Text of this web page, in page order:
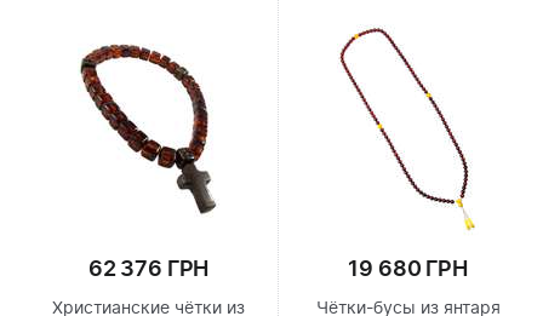
62 376 ГРН
Христианские чётки из
19 680 ГРН
Чётки-бусы из янтаря